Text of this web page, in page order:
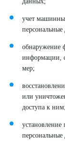
учет
персональные
обнаружение
информации,
мер;
или
доступа к ним;
персональные